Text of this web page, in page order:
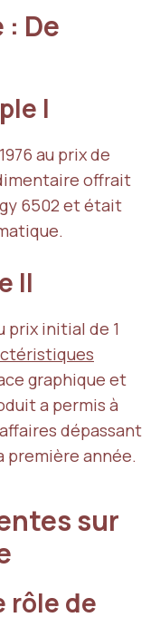
: De
I
au prix de
offrait
6502 et était
II
prix initial de 1
graphique et
a permis à
dépassant
première année.
sur
rôle de